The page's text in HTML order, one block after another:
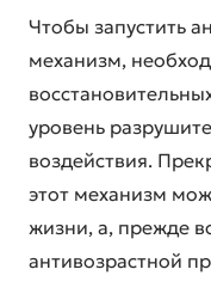
Чтобы запустить
механизм,
уровень
воздействия.
этот механизм
жизни, а, прежде
антивозрастной